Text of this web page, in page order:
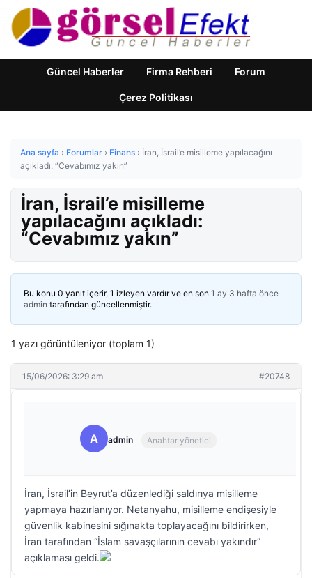
Güncel Haberler Firma Rehberi Forum
Çerez Politikası
Ana sayfa › Forumlar › Finans › İran, İsrail’e misilleme yapılacağını
açıkladı: “Cevabımız yakın”
İran, İsrail’e misilleme
yapılacağını açıkladı:
“Cevabımız yakın”
Bu konu 0 yanıt içerir, 1 izleyen vardır ve en son 1 ay 3 hafta önce
admin tarafından güncellenmiştir.
1 yazı görüntüleniyor (toplam 1)
15/06/2026: 3:29 am #20748
A admin Anahtar yönetici
İran, İsrail’in Beyrut’a düzenlediği saldırıya misilleme
yapmaya hazırlanıyor. Netanyahu, misilleme endişesiyle
güvenlik kabinesini sığınakta toplayacağını bildirirken,
İran tarafından “İslam savaşçılarının cevabı yakındır”
açıklaması geldi.